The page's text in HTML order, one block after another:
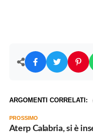
ARGOMENTI CORRELATI:
PROSSIMO
Aterp Calabria, si è